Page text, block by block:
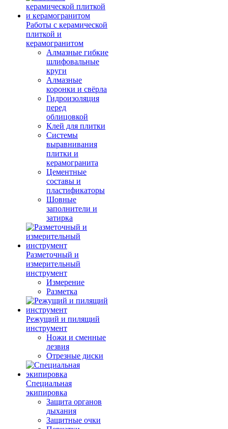
Работы с керамической
плиткой и
керамогранитом
Алмазные гибкие
шлифовальные
круги
Алмазные
коронки и свёрла
Гидроизоляция
перед
облицовкой
Клей для плитки
Системы
выравнивания
плитки и
керамогранита
Цементные
составы и
пластификаторы
Шовные
заполнители и
затирка
Разметочный и
измерительный
инструмент
Измерение
Разметка
Режущий и пилящий
инструмент
Ножи и сменные
лезвия
Отрезные диски
Специальная
экипировка
Защита органов
дыхания
Защитные очки